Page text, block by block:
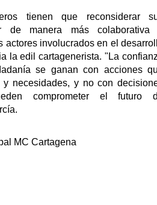
tienen que reconsiderar
de manera más colaborativa
actores involucrados en el
la edil cartagenerista. "La
se ganan con acciones
y necesidades, y no con
comprometer el futuro
MC Cartagena